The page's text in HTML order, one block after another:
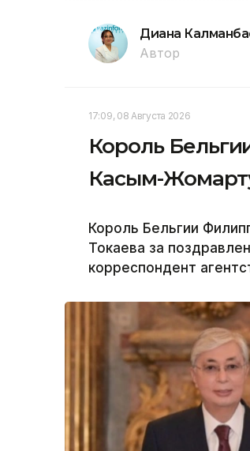
Диана
Автор
17:09, 08 Августа 2026
Король
Касым-
Король Бельгии
Токаева за
корреспондент